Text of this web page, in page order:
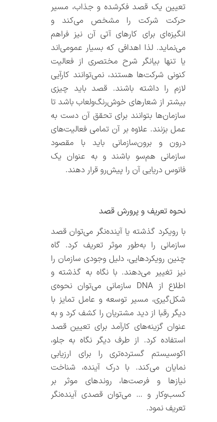
تعیین یک قصد فکرشده و جذاب، مسیر
حرکت شرکت را مشخص می‌کند و
انگیزه‌ای برای کارهای آتی آن نیز فراهم
می‌نماید. لذا اهدافی که بسیار عمومی‌اند
یا تنها بیانگر شرح مختصری از فعالیت
کنونی شرکت‌ها هستند، نمی‌توانند کارآیی
لازم را داشته باشند. قصد باید چیزی
بیشتر از شعارهای خوش‌رنگ‌ولعاب باشد تا
سازمان‌ها بتوانند برای تحقق آن دست به
عمل بزنند. علاوه بر آن تمامی فعالیت‌های
درون و برون‌سازمانی باید با مقصود
سازمانی هم‌سو باشند و به عنوان یک
فانوس دریایی آن را پیش‌رو قرار دهند.
نحوه تعریف و پرورش قصد
با رویکرد گذشته یا آینده‌نگر می‌توان قصد
سازمانی را به‌طور موثر تعریف کرد. گاه
چنین رویکردهایی، دلیل وجودی سازمان را
نیز تغییر می‌دهند. با نگاه به گذشته و
اطلاع از DNA سازمانی می‌توان نحوه‌ی
شکل‌گیری، مسیر توسعه و عامل تمایز با
دیگر رقبا از دید مشتریان را کشف کرد و به
عنوان گزینه‌های کارآمد برای تعیین قصد
استفاده کرد. از طرف دیگر نگاه به جلو،
اکوسیستم گسترده‌تری را برای ارزیابی
نمایان می‌کند. با درک آینده، شناخت
نیازها و فرصت‌ها، روندهای موثر بر
کسب‌وکار و … می‌توان قصدی آینده‌نگر
تعریف نمود.